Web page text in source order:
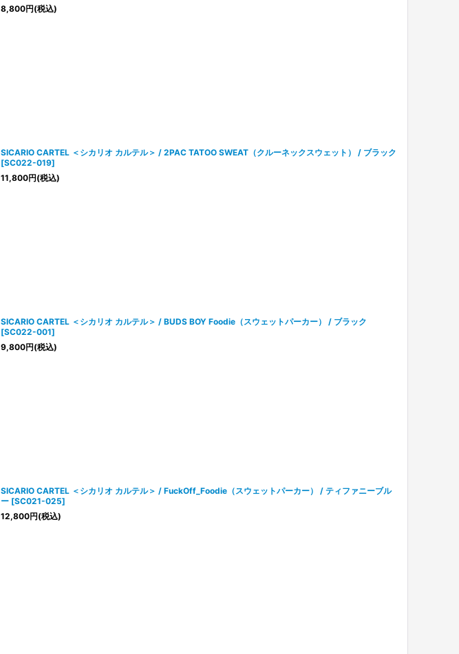
8,800円(税込)
SICARIO CARTEL ＜シカリオ カルテル＞ / 2PAC TATOO SWEAT（クルーネックスウェット） / ブラック
[SC022-019]
11,800円(税込)
SICARIO CARTEL ＜シカリオ カルテル＞ / BUDS BOY Foodie（スウェットパーカー） / ブラック
[SC022-001]
9,800円(税込)
SICARIO CARTEL ＜シカリオ カルテル＞ / FuckOff_Foodie（スウェットパーカー） / ティファニーブル
ー [SC021-025]
12,800円(税込)